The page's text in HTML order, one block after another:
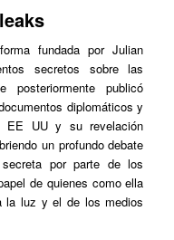
fundada por Julian
secretos sobre las
publicó
diplomáticos y
EE UU y su revelación
un profundo debate
por parte de los
de quienes como ella
la luz y el de los medios